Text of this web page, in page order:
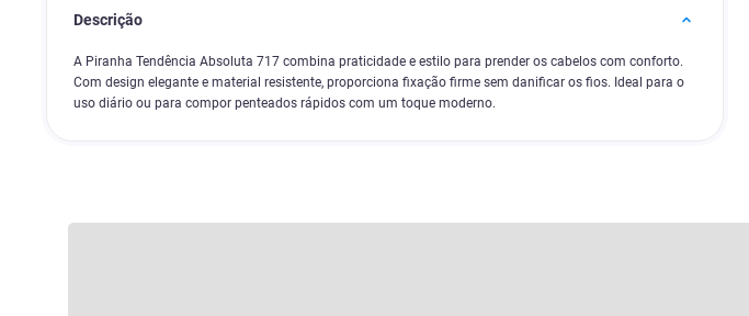
Descrição
A Piranha Tendência Absoluta 717 combina praticidade e estilo para prender os cabelos com conforto.
Com design elegante e material resistente, proporciona fixação firme sem danificar os fios. Ideal para o
uso diário ou para compor penteados rápidos com um toque moderno.